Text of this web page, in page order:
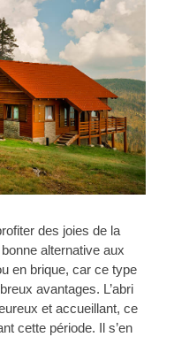
des joies de la
alternative aux
en brique, car ce type
avantages. L’abri
et accueillant, ce
cette période. Il s’en